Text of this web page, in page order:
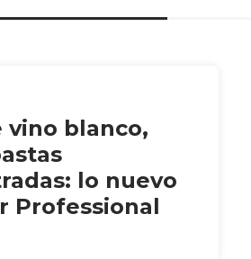
vino blanco,
lo nuevo
Professional